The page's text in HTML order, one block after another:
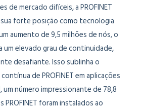
de mercado difíceis, a PROFINET
forte posição como tecnologia
aumento de 9,5 milhões de nós, o
um elevado grau de continuidade,
desafiante. Isso sublinha o
de PROFINET em aplicações
número impressionante de 78,8
foram instalados ao